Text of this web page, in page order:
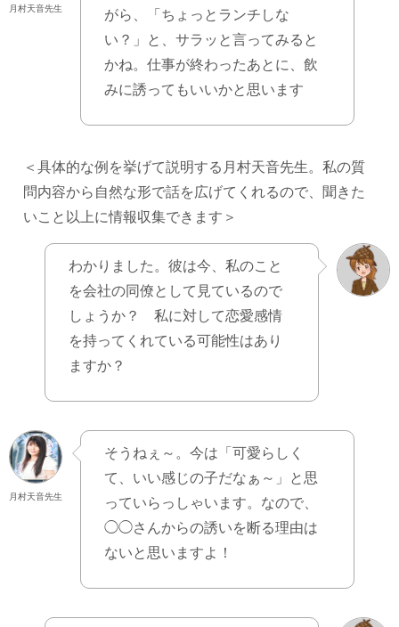
月村天音先生
がら、「ちょっとランチしな
い？」と、サラッと言ってみると
かね。仕事が終わったあとに、飲
みに誘ってもいいかと思います
＜具体的な例を挙げて説明する月村天音先生。私の質
問内容から自然な形で話を広げてくれるので、聞きた
いこと以上に情報収集できます＞
わかりました。彼は今、私のこと
を会社の同僚として見ているので
しょうか？ 私に対して恋愛感情
を持ってくれている可能性はあり
ますか？
月村天音先生
そうねぇ～。今は「可愛らしく
て、いい感じの子だなぁ～」と思
っていらっしゃいます。なので、
◯◯さんからの誘いを断る理由は
ないと思いますよ！